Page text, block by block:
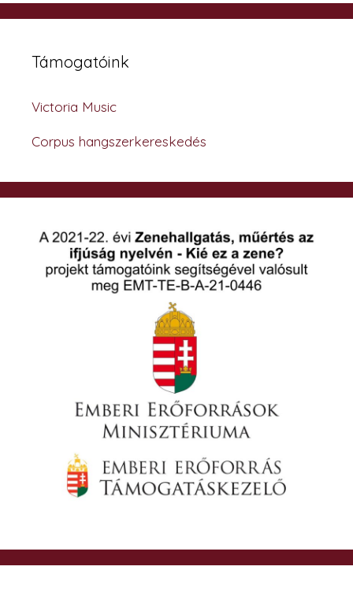
Támogatóink
Victoria Music
Corpus hangszerkereskedés